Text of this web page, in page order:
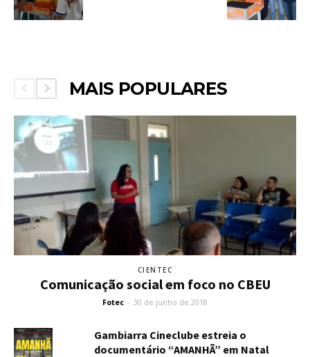
MAIS POPULARES
CIENTEC
Comunicação social em foco no CBEU
Fotec - 30 de junho de 2018
Gambiarra Cineclube estreia o
documentário “AMANHÃ” em Natal